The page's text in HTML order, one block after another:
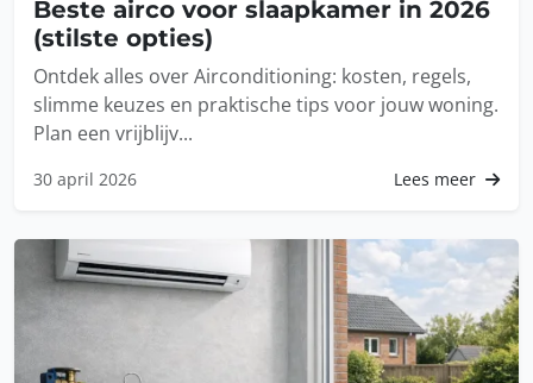
Beste airco voor slaapkamer in 2026
(stilste opties)
Ontdek alles over Airconditioning: kosten, regels,
slimme keuzes en praktische tips voor jouw woning.
Plan een vrijblijv...
30 april 2026 Lees meer